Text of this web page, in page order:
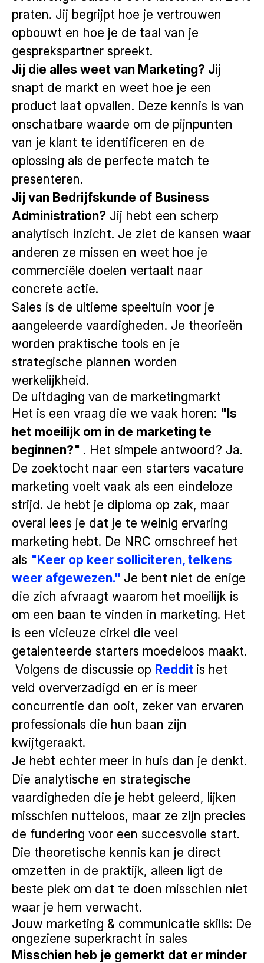
praten. Jij begrijpt hoe je vertrouwen
opbouwt en hoe je de taal van je
gesprekspartner spreekt.
Jij die alles weet van Marketing? Jij
snapt de markt en weet hoe je een
product laat opvallen. Deze kennis is van
onschatbare waarde om de pijnpunten
van je klant te identificeren en de
oplossing als de perfecte match te
presenteren.
Jij van Bedrijfskunde of Business
Administration? Jij hebt een scherp
analytisch inzicht. Je ziet de kansen waar
anderen ze missen en weet hoe je
commerciële doelen vertaalt naar
concrete actie.
Sales is de ultieme speeltuin voor je
aangeleerde vaardigheden. Je theorieën
worden praktische tools en je
strategische plannen worden
werkelijkheid.
De uitdaging van de marketingmarkt
Het is een vraag die we vaak horen: "Is
het moeilijk om in de marketing te
beginnen?" . Het simpele antwoord? Ja.
De zoektocht naar een starters vacature
marketing voelt vaak als een eindeloze
strijd. Je hebt je diploma op zak, maar
overal lees je dat je te weinig ervaring
marketing hebt. De NRC omschreef het
als "Keer op keer solliciteren, telkens
weer afgewezen." Je bent niet de enige
die zich afvraagt waarom het moeilijk is
om een baan te vinden in marketing. Het
is een vicieuze cirkel die veel
getalenteerde starters moedeloos maakt.
Volgens de discussie op Reddit is het
veld oververzadigd en er is meer
concurrentie dan ooit, zeker van ervaren
professionals die hun baan zijn
kwijtgeraakt.
Je hebt echter meer in huis dan je denkt.
Die analytische en strategische
vaardigheden die je hebt geleerd, lijken
misschien nutteloos, maar ze zijn precies
de fundering voor een succesvolle start.
Die theoretische kennis kan je direct
omzetten in de praktijk, alleen ligt de
beste plek om dat te doen misschien niet
waar je hem verwacht.
Jouw marketing & communicatie skills: De
ongeziene superkracht in sales
Misschien heb je gemerkt dat er minder